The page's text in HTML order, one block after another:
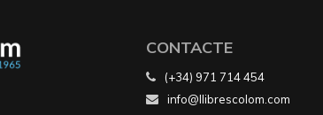
CONTACTE
(+34) 971 714 454
info@llibrescolom.com